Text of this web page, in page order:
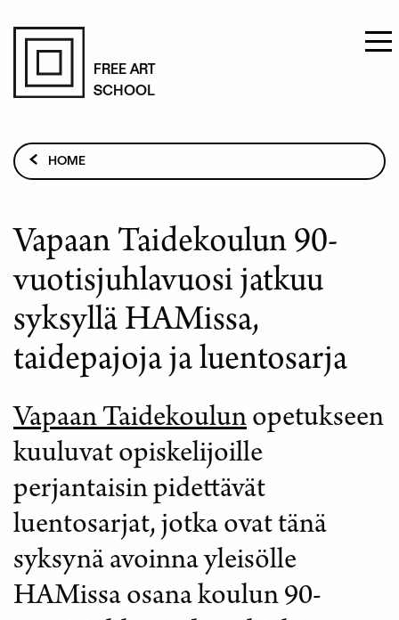
Skip
content
FREE ART
SCHOOL
Breadcrumb
HOME
Vapaan Taidekoulun 90-
vuotisjuhlavuosi jatkuu
syksyllä HAMissa,
taidepajoja ja luentosarja
Vapaan Taidekoulun opetukseen
kuuluvat opiskelijoille
perjantaisin pidettävät
luentosarjat, jotka ovat tänä
syksynä avoinna yleisölle
HAMissa osana koulun 90-